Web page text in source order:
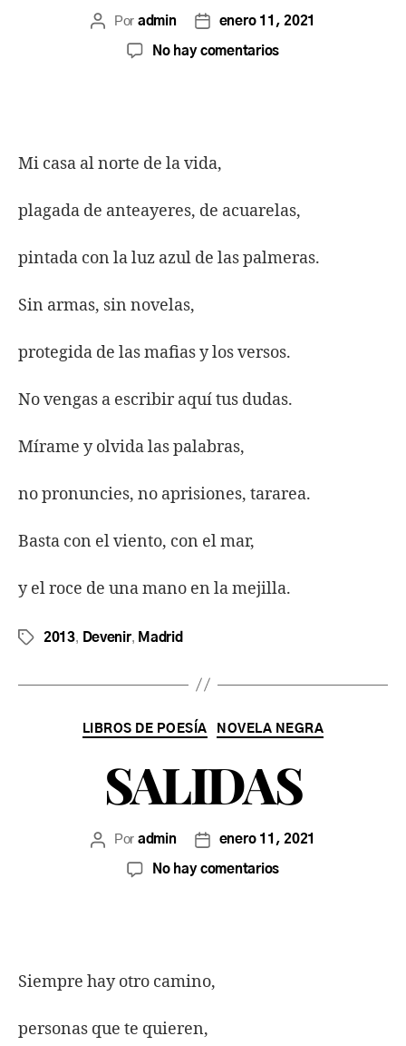
Por admin enero 11, 2021
No hay comentarios
Mi casa al norte de la vida,
plagada de anteayeres, de acuarelas,
pintada con la luz azul de las palmeras.
Sin armas, sin novelas,
protegida de las mafias y los versos.
No vengas a escribir aquí tus dudas.
Mírame y olvida las palabras,
no pronuncies, no aprisiones, tararea.
Basta con el viento, con el mar,
y el roce de una mano en la mejilla.
2013, Devenir, Madrid
LIBROS DE POESÍA NOVELA NEGRA
SALIDAS
Por admin enero 11, 2021
No hay comentarios
Siempre hay otro camino,
personas que te quieren,